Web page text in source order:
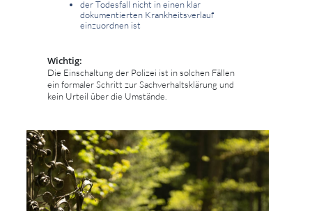
der Todesfall nicht in einen klar
dokumentierten Krankheitsverlauf
einzuordnen ist
Wichtig:
Die Einschaltung der Polizei ist in solchen Fällen
ein formaler Schritt zur Sachverhaltsklärung und
kein Urteil über die Umstände.